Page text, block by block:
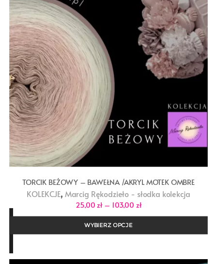
TORCIK BEŻOWY – BAWEŁNA /AKRYL MOTEK OMBRE
KOLEKCJE, Marcig Rękodzieło - słodka kolekcja
25,00 zł – 103,00 złZakres
cen:
od
do
WYBIERZ OPCJE